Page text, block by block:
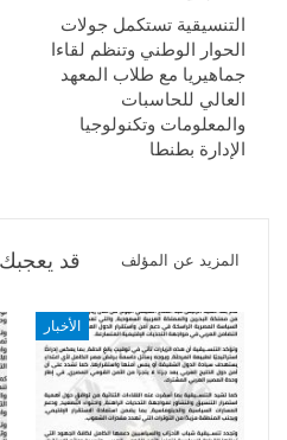
التنسيقية تستكمل جولات
الحوار الوطني وتنظم لقاءا
جماهيريا مع طلاب المعهد
العالي للحاسبات
والمعلومات وتكنولوجيا
الإدارة بطنطا
قد المزيد عن المؤلف
الأخبار